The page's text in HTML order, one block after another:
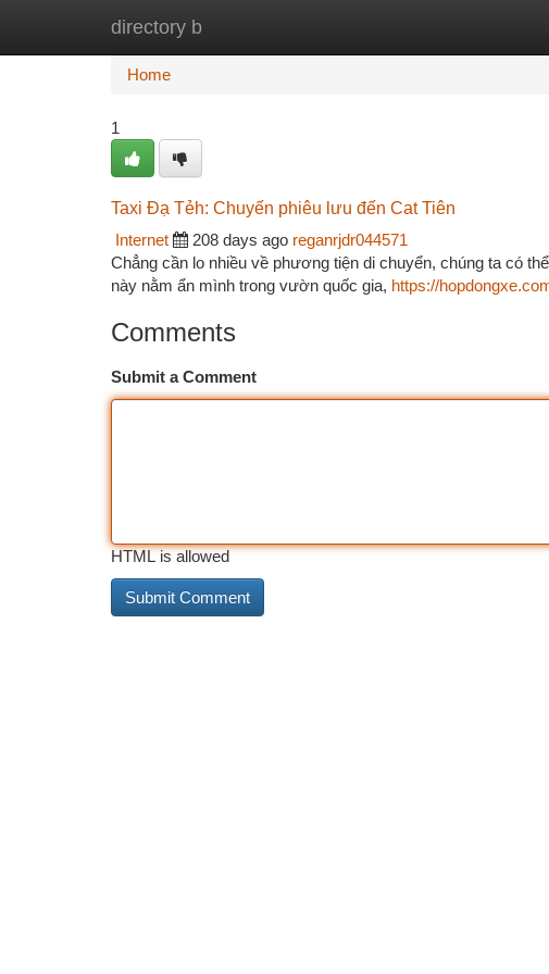
directory b
Home
Home
1
Taxi Đạ Tẻh: Chuyến phiêu lưu đến Cat Tiên
Internet
208 days ago reganrjdr044571
Chẳng cần lo nhiều về phương tiện di chuyển, chúng ta có
này nằm ẩn mình trong vườn quốc gia, https://
Comments
Submit a Comment
HTML is allowed